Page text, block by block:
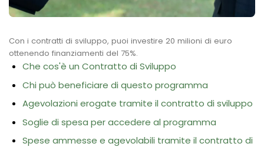
Con i contratti di sviluppo, puoi investire 20 milioni di euro
ottenendo finanziamenti del 75%.
Che cos'è un Contratto di Sviluppo
Chi può beneficiare di questo programma
Agevolazioni erogate tramite il contratto di sviluppo
Soglie di spesa per accedere al programma
Spese ammesse e agevolabili tramite il contratto di